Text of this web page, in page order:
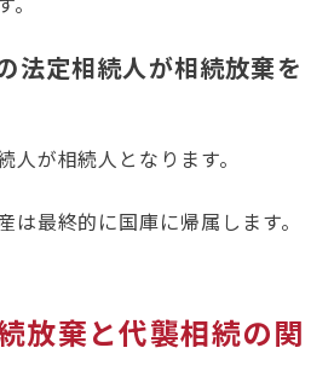
法定相続人が相続放棄を
人が相続人となります。
は最終的に国庫に帰属します。
放棄と代襲相続の関